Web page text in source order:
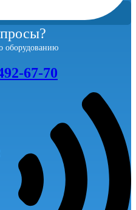
оборудованию
67-70